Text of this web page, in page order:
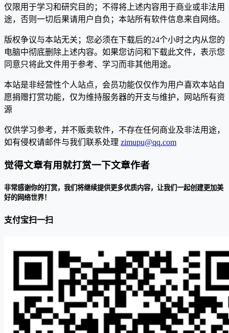
仅限用于学习和研究目的；不得将上述内容用于商业或非法用
途，否则一切后果请用户自负；本站所有软件信息来自网络。
版权争议与本站无关；您必须在下载后的24个小时之内从您的
电脑中彻底删除上述内容。如果您访问和下载此文件，表示您
同意只将此文件用于参考、学习而非其他用途。
本站是非经营性个人站点，会员功能仅仅作为用户喜欢本站自
愿捐赠打赏功能，仅为维持服务器的开支与维护，网站所有资
源
仅供学习参考，并不贩卖软件，不存在任何商业及非法用途，
如有侵权请邮件与我们联系处理 zimupu@qq.com
觉得文章有用就打赏一下文章作者
非常感谢你的打赏，我们将继续提供更多优质内容，让我们一起创建更加美
好的网络世界！
支付宝扫一扫